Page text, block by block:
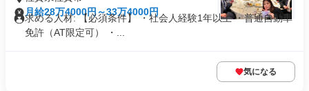
月給28万4000円～33万4000円
求める人材: 【必須条件】 ・社会人経験1年以上 ・普通自動車
免許（AT限定可） ・...
気になる